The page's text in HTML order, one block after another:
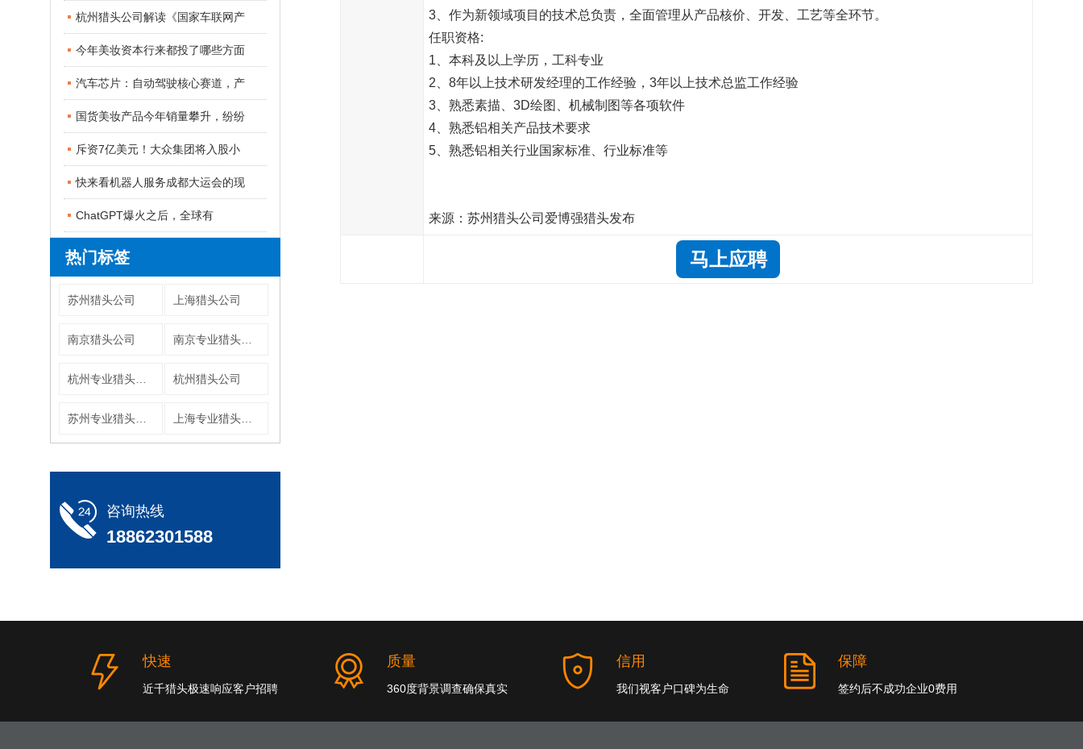
杭州猎头公司解读《国家车联网产
今年美妆资本行来都投了哪些方面
汽车芯片：自动驾驶核心赛道，产
国货美妆产品今年销量攀升，纷纷
斥资7亿美元！大众集团将入股小
快来看机器人服务成都大运会的现
ChatGPT爆火之后，全球有
热门标签
苏州猎头公司 上海猎头公司
南京猎头公司
杭州猎头公司
咨询热线
18862301588
3、作为新领域项目的技术总负责，全面管理从产品核价、开发、工艺等全环节。
任职资格:
1、本科及以上学历，工科专业
2、8年以上技术研发经理的工作经验，3年以上技术总监工作经验
3、熟悉素描、3D绘图、机械制图等各项软件
4、熟悉铝相关产品技术要求
5、熟悉铝相关行业国家标准、行业标准等
来源：苏州猎头公司爱博强猎头发布
马上应聘
快速
近千猎头极速响应客户招聘
质量
360度背景调查确保真实
信用
我们视客户口碑为生命
保障
签约后不成功企业0费用